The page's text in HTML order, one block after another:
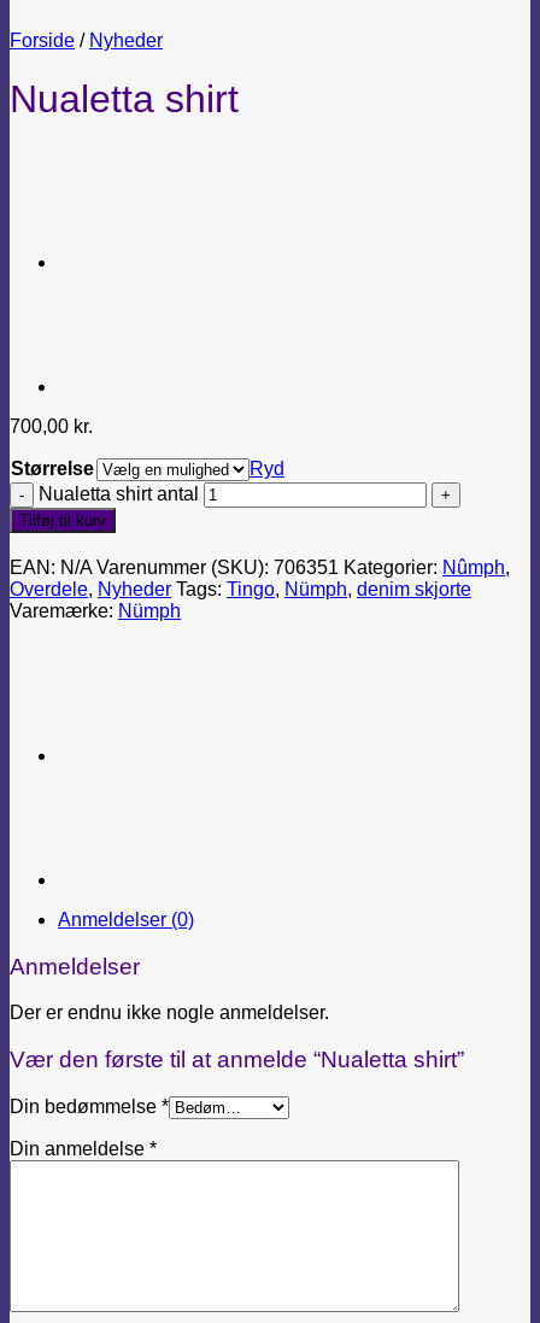
Forside / Nyheder
Nualetta shirt
700,00 kr.
Størrelse
Ryd
Nualetta shirt antal
Tilføj til kurv
EAN: N/A Varenummer (SKU): 706351 Kategorier: Nûmph,
Overdele, Nyheder Tags: Tingo, Nümph, denim skjorte
Varemærke: Nümph
Anmeldelser (0)
Anmeldelser
Der er endnu ikke nogle anmeldelser.
Vær den første til at anmelde “Nualetta shirt”
Din bedømmelse *
Din anmeldelse *